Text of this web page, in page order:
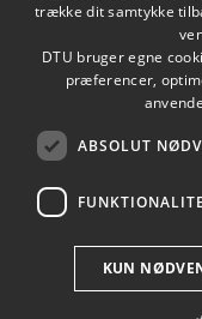
trække dit samtykke
DTU bruger egne
præferencer,
ABSOLUT
KUN